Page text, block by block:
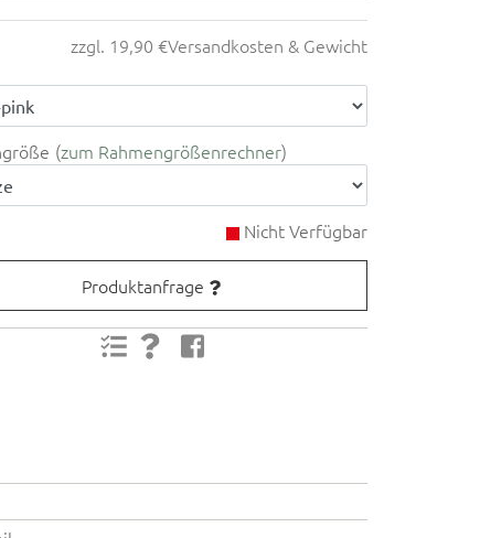
zzgl. 19,90 €Versandkosten & Gewicht
zum Rahmengrößenrechner
Nicht Verfügbar
Produktanfrage